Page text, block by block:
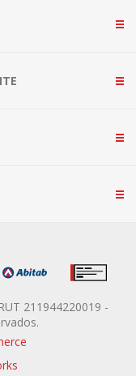
211944220019 -